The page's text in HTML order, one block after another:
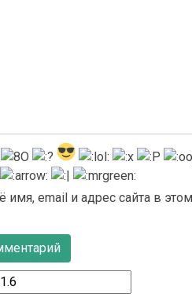
имя, email и адрес сайта в